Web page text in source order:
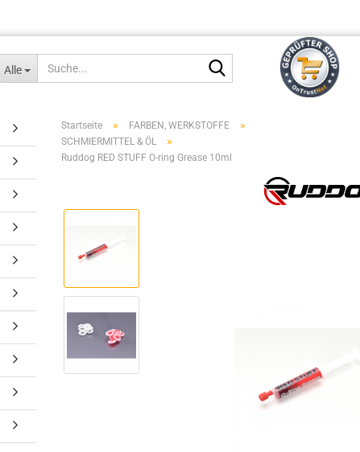
Alle
Startseite » FARBEN, WERKSTOFFE »
SCHMIERMITTEL & ÖL »
Ruddog RED STUFF O-ring Grease 10ml